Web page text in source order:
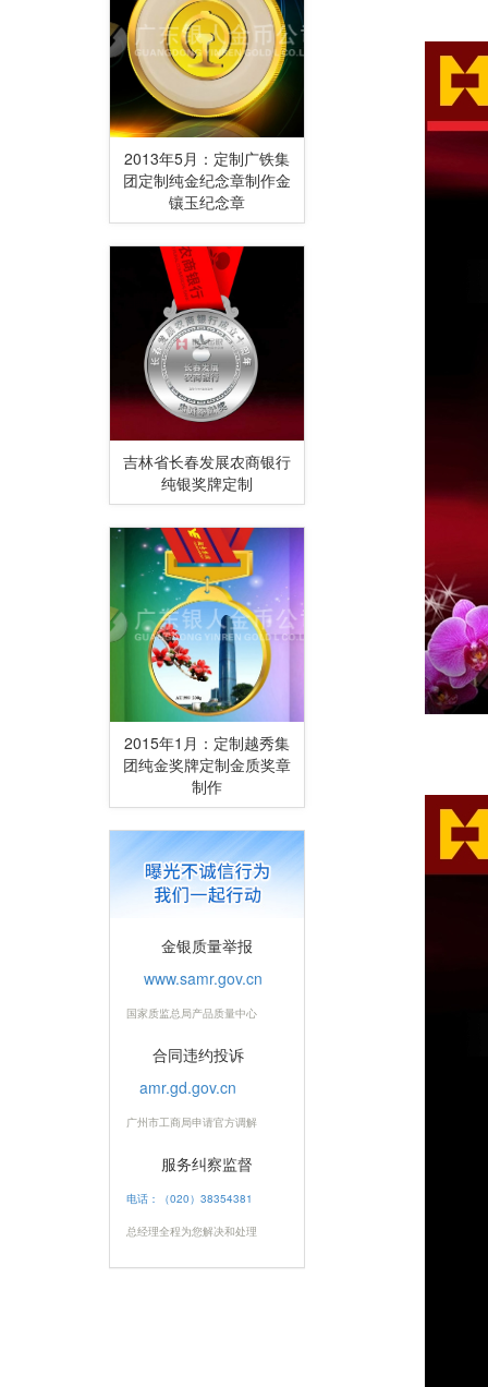
2013年5月：定制广铁集
团定制纯金纪念章制作金
镶玉纪念章
吉林省长春发展农商银行
纯银奖牌定制
2015年1月：定制越秀集
团纯金奖牌定制金质奖章
制作
金银质量举报
www.samr.gov.cn
国家质监总局产品质量中心
合同违约投诉
amr.gd.gov.cn
广州市工商局申请官方调解
服务纠察监督
电话：（020）38354381
总经理全程为您解决和处理